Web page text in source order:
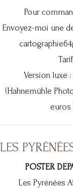
Pour
Envoyez-moi une
Version luxe :
(Hahnemühle
euros
LES
POSTER
Les Pyrénées